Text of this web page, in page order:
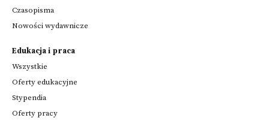
Czasopisma
Nowości wydawnicze
Edukacja i praca
Wszystkie
Oferty edukacyjne
Stypendia
Oferty pracy